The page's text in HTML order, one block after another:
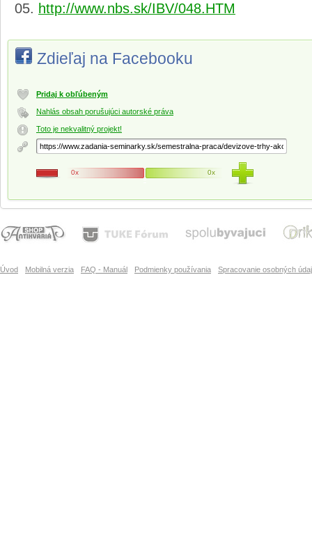
http://www.nbs.sk/IBV/048.HTM
Zdieľaj na Facebooku
Pridaj k obľúbeným
Nahlás obsah porušujúci autorské práva
Toto je nekvalitný projekt!
0x 0x
Úvod Mobilná verzia FAQ - Manuál Podmienky používania Spracovanie osobných